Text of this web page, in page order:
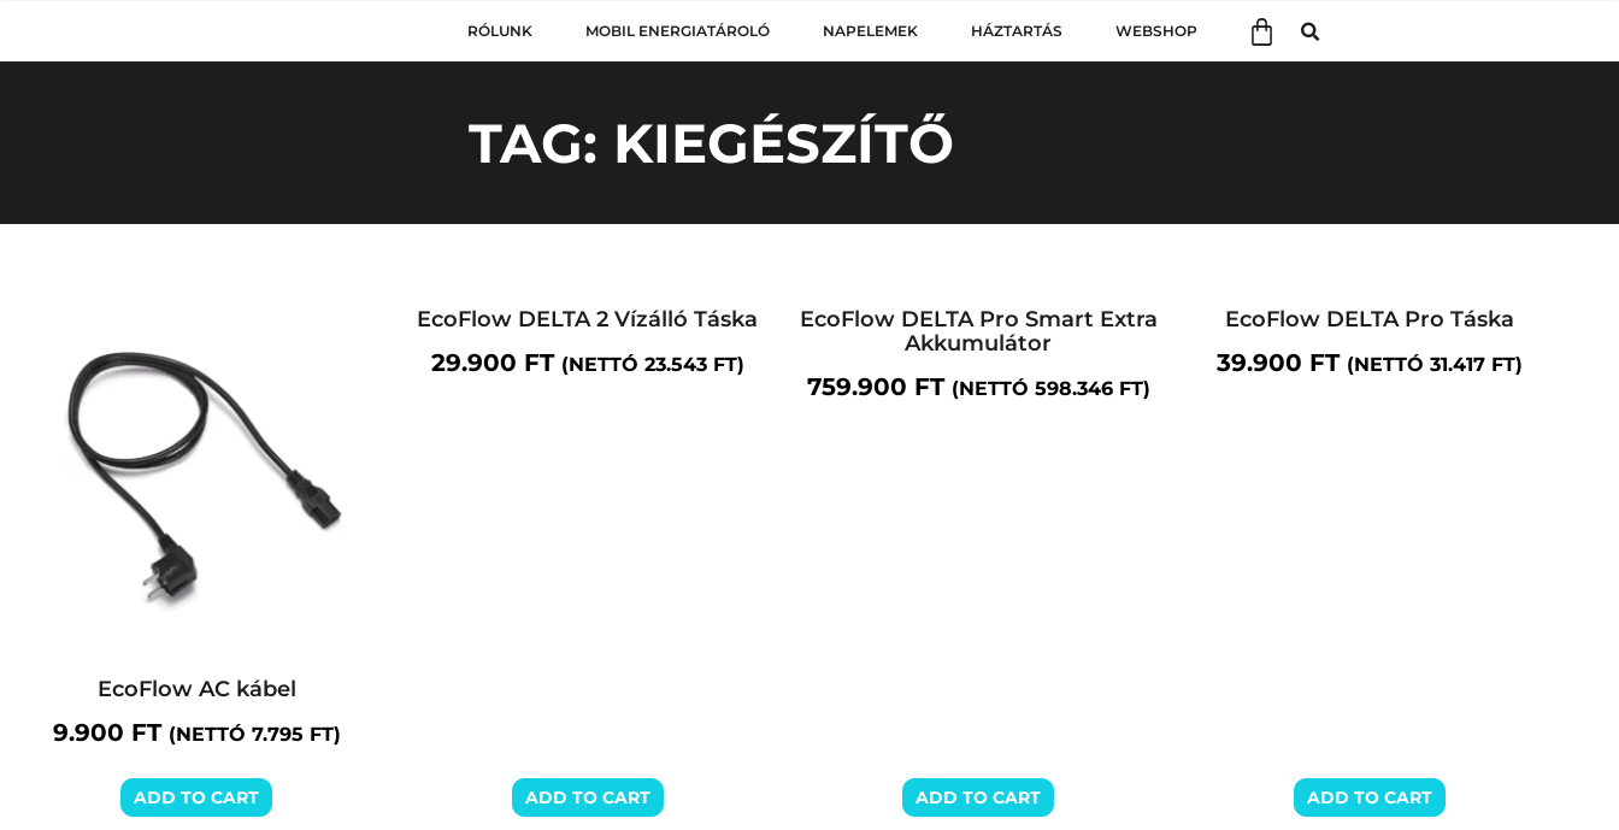
RÓLUNK MOBIL ENERGIATÁROLÓ NAPELEMEK HÁZTARTÁS WEBSHOP
TAG: KIEGÉSZÍTŐ
EcoFlow AC kábel
9.900 FT (NETTÓ 7.795 FT)
ADD TO CART
EcoFlow DELTA 2 Vízálló Táska
29.900 FT (NETTÓ 23.543 FT)
ADD TO CART
EcoFlow DELTA Pro Smart Extra
Akkumulátor
759.900 FT (NETTÓ 598.346 FT)
ADD TO CART
EcoFlow DELTA Pro Táska
39.900 FT (NETTÓ 31.417 FT)
ADD TO CART